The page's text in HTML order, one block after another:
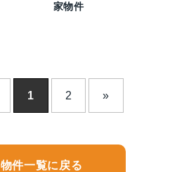
家物件
1 2 »
物件一覧に戻る